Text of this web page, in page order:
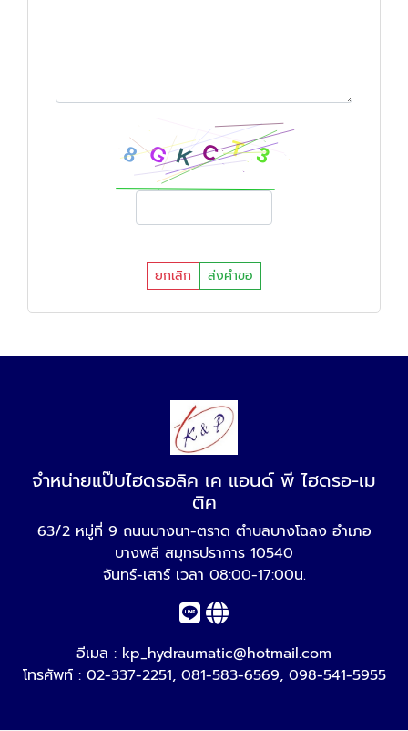
ยกเลิก ส่งคำขอ
จำหน่ายแป๊บไฮดรอลิค เค แอนด์ พี ไฮดรอ-เม
ติค
63/2 หมู่ที่ 9 ถนนบางนา-ตราด ตำบลบางโฉลง อำเภอ
บางพลี สมุทรปราการ 10540
จันทร์-เสาร์ เวลา 08:00-17:00น.
อีเมล : kp_hydraumatic@hotmail.com
โทรศัพท์ : 02-337-2251, 081-583-6569, 098-541-5955